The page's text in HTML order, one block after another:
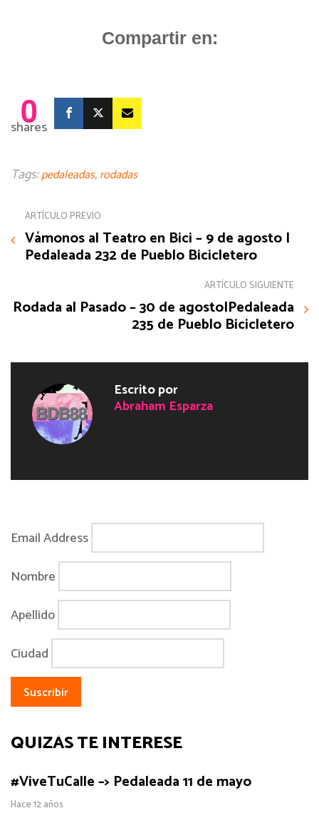
Compartir en:
0
shares
Tags:pedaleadas,rodadas
ARTÍCULO PREVIO
Vámonos al Teatro en Bici – 9 de agosto |
Pedaleada 232 de Pueblo Bicicletero
ARTÍCULO SIGUIENTE
Rodada al Pasado – 30 de agosto|Pedaleada
235 de Pueblo Bicicletero
Escrito por
Abraham Esparza
Email Address
Nombre
Apellido
Ciudad
QUIZÁS TE INTERESE
#ViveTuCalle –> Pedaleada 11 de mayo
Hace 12 años